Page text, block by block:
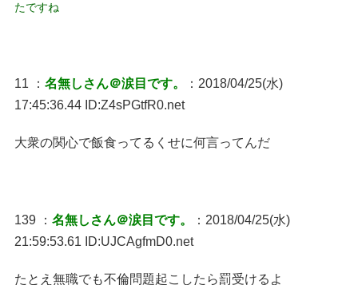
たですね
11 ： 名無しさん＠涙目です。
：2018/04/25(水)
17:45:36.44 ID:Z4sPGtfR0.net
大衆の関心で飯食ってるくせに何言ってんだ
139 ： 名無しさん＠涙目です。
：2018/04/25(水)
21:59:53.61 ID:UJCAgfmD0.net
たとえ無職でも不倫問題起こしたら罰受けるよ